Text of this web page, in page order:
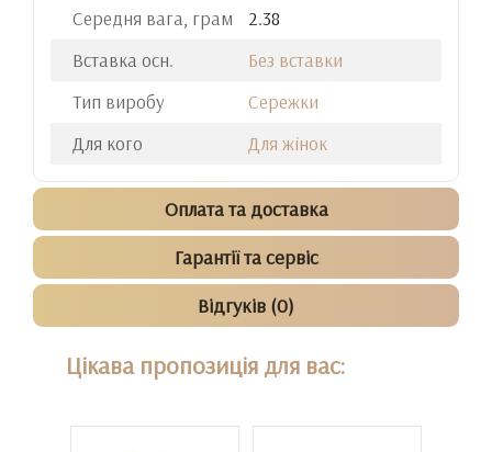
Середня вага, грам
2.38
Вставка осн.
Без вставки
Тип виробу
Сережки
Для кого
Для жінок
Оплата та доставка
Гарантії та сервіс
Відгуків (0)
Цікава пропозиція для вас: